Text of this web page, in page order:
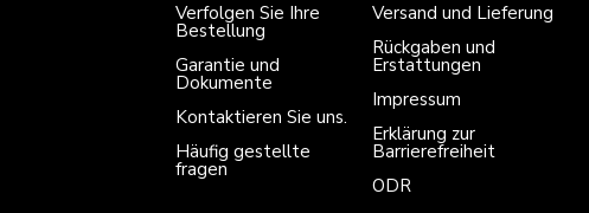
Verfolgen Sie Ihre
Bestellung
Garantie und
Dokumente
Kontaktieren Sie uns.
Häufig gestellte
fragen
Versand und Lieferung
Rückgaben und
Erstattungen
Impressum
Erklärung zur
Barrierefreiheit
ODR